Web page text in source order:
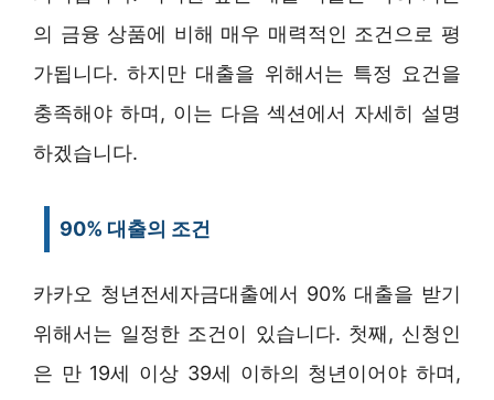
의 금융 상품에 비해 매우 매력적인 조건으로 평
가됩니다. 하지만 대출을 위해서는 특정 요건을
충족해야 하며, 이는 다음 섹션에서 자세히 설명
하겠습니다.
90% 대출의 조건
카카오 청년전세자금대출에서 90% 대출을 받기
위해서는 일정한 조건이 있습니다. 첫째, 신청인
은 만 19세 이상 39세 이하의 청년이어야 하며,